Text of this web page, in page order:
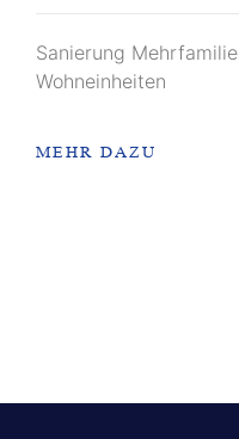
Sanierung
Wohneinheiten
MEHR DAZU